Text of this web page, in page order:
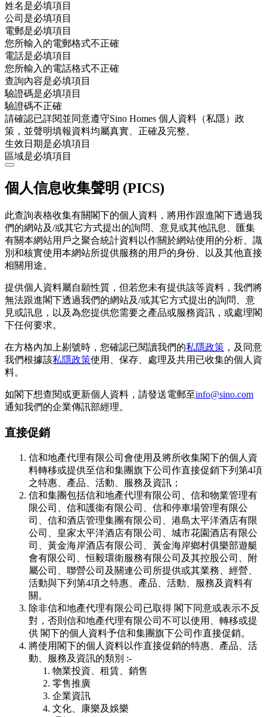
姓名是必填項目
公司是必填項目
電郵是必填項目
您所輸入的電郵格式不正確
電話是必填項目
您所輸入的電話格式不正確
查詢內容是必填項目
驗證碼是必填項目
驗證碼不正確
請確認已詳閱並同意遵守Sino Homes 個人資料（私隱）政
策，並聲明填報資料均屬真實、正確及完整。
生效日期是必填項目
區域是必填項目
個人信息收集聲明 (PICS)
此查詢表格收集有關閣下的個人資料，將用作跟進閣下透過我
們的網站及/或其它方式提出的詢問、意見或其他訊息、匯集
有關本網站用戶之聚合統計資料以作關於網站使用的分析、識
別和核實使用本網站所提供服務的用戶的身份、以及其他直接
相關用途。
提供個人資料屬自願性質，但若您未有提供該等資料，我們將
無法跟進閣下透過我們的網站及/或其它方式提出的詢問、意
見或訊息，以及為您提供您需要之產品或服務資訊，或處理閣
下任何要求。
在方格內加上剔號時，您確認已閱讀我們的私隱政策 ，及同意
我們根據該私隱政策使用、保存、處理及共用已收集的個人資
料。
如閣下想查閱或更新個人資料，請發送電郵至info@sino.com
通知我們的企業傳訊部經理。
直接促銷
信和地產代理有限公司會使用及將所收集閣下的個人資
料轉移或提供至信和集團旗下公司作直接促銷下列第4項
之特惠、產品、活動、服務及資訊；
信和集團包括信和地產代理有限公司、信和物業管理有
限公司、信和護衞有限公司、信和停車場管理有限公
司、信和酒店管理集團有限公司、港島太平洋酒店有限
公司、皇家太平洋酒店有限公司、城市花園酒店有限公
司、黃金海岸酒店有限公司、黃金海岸鄉村俱樂部遊艇
會有限公司、恒毅環衛服務有限公司及其控股公司、附
屬公司、聯營公司及關連公司所提供或其業務、經營、
活動與下列第4項之特惠、產品、活動、服務及資料有
關。
除非信和地產代理有限公司已取得 閣下同意或表示不反
對，否則信和地產代理有限公司不可以使用、轉移或提
供 閣下的個人資料予信和集團旗下公司作直接促銷。
將使用閣下的個人資料以作直接促銷的特惠、產品、活
動、服務及資訊的類別 :-
物業投資、租賃、銷售
零售推廣
企業資訊
文化、康樂及娛樂